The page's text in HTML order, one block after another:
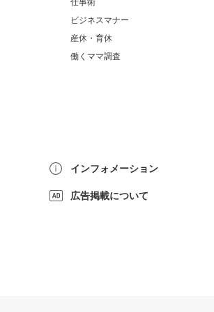
仕事術
ビジネスマナー
産休・育休
働くママ調査
インフォメーション
広告掲載について